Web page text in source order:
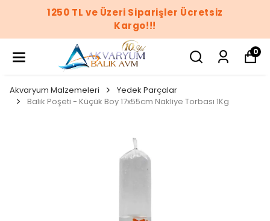
1250 TL ve Üzeri Siparişler Ücretsiz
Kargo!!!
0
Akvaryum Malzemeleri
Yedek Parçalar
Balık Poşeti - Küçük Boy 17x55cm Nakliye Torbası 1Kg